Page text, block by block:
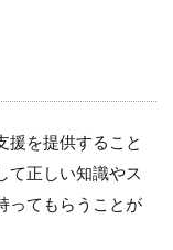
援を提供すること
て正しい知識やス
ってもらうことが